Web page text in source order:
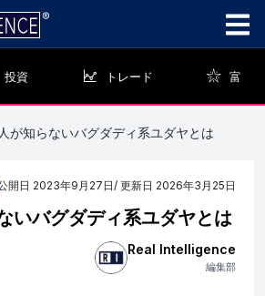
投資 トレード 富
が知らないバグダディ系ユダヤとは
開日 2023年9月27日/ 更新日 2026年3月25日
いバグダディ系ユダヤとは
Real Intelligence
編集部